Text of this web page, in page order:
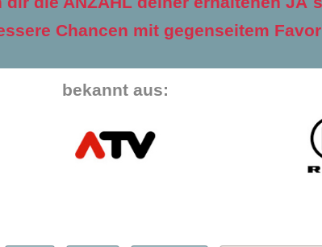
Chancen mit gegenseitem
bekannt aus: